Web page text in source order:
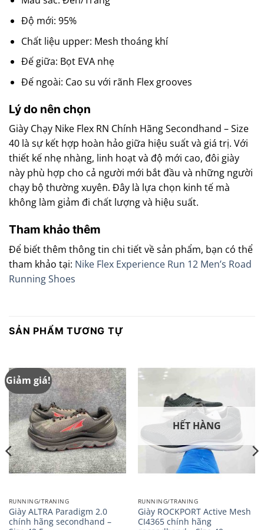
Độ mới: 95%
Chất liệu upper: Mesh thoáng khí
Đế giữa: Bọt EVA nhẹ
Đế ngoài: Cao su với rãnh Flex grooves
Lý do nên chọn
Giày Chạy Nike Flex RN Chính Hãng Secondhand – Size
40 là sự kết hợp hoàn hảo giữa hiệu suất và giá trị. Với
thiết kế nhẹ nhàng, linh hoạt và độ mới cao, đôi giày
này phù hợp cho cả người mới bắt đầu và những người
chạy bộ thường xuyên. Đây là lựa chọn kinh tế mà
không làm giảm đi chất lượng và hiệu suất.
Tham khảo thêm
Để biết thêm thông tin chi tiết về sản phẩm, bạn có thể
tham khảo tại: Nike Flex Experience Run 12 Men’s Road
Running Shoes
SẢN PHẨM TƯƠNG TỰ
Giảm giá!
RUNNING/TRANING
Giày ALTRA Paradigm 2.0
chính hãng secondhand –
HẾT HÀNG
RUNNING/TRANING
Giày ROCKPORT Active Mesh
CI4365 chính hãng